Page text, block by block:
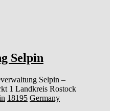
Selpin
Selpin –
1 Landkreis Rostock
18195 Germany